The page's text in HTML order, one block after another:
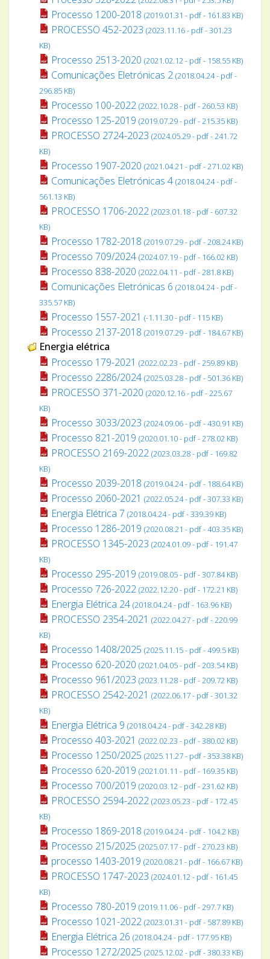
Processo 1200-2018 (2019.01.31 - pdf - 161.83 KB)
PROCESSO 452-2023 (2023.11.16 - pdf - 301.23
KB)
Processo 2513-2020 (2021.02.12 - pdf - 158.55 KB)
Comunicações Eletrónicas 2 (2018.04.24 - pdf -
296.85 KB)
Processo 100-2022 (2022.10.28 - pdf - 260.53 KB)
Processo 125-2019 (2019.07.29 - pdf - 215.35 KB)
PROCESSO 2724-2023 (2024.05.29 - pdf - 241.72
KB)
Processo 1907-2020 (2021.04.21 - pdf - 271.02 KB)
Comunicações Eletrónicas 4 (2018.04.24 - pdf -
561.13 KB)
PROCESSO 1706-2022 (2023.01.18 - pdf - 607.32
KB)
Processo 1782-2018 (2019.07.29 - pdf - 208.24 KB)
Processo 709/2024 (2024.07.19 - pdf - 166.02 KB)
Processo 838-2020 (2022.04.11 - pdf - 281.8 KB)
Comunicações Eletrónicas 6 (2018.04.24 - pdf -
335.57 KB)
Processo 1557-2021 (-1.11.30 - pdf - 115 KB)
Processo 2137-2018 (2019.07.29 - pdf - 184.67 KB)
Energia elétrica
Processo 179-2021 (2022.02.23 - pdf - 259.89 KB)
Processo 2286/2024 (2025.03.28 - pdf - 501.36 KB)
PROCESSO 371-2020 (2020.12.16 - pdf - 225.67
KB)
Processo 3033/2023 (2024.09.06 - pdf - 430.91 KB)
Processo 821-2019 (2020.01.10 - pdf - 278.02 KB)
PROCESSO 2169-2022 (2023.03.28 - pdf - 169.82
KB)
Processo 2039-2018 (2019.04.24 - pdf - 188.64 KB)
Processo 2060-2021 (2022.05.24 - pdf - 307.33 KB)
Energia Elétrica 7 (2018.04.24 - pdf - 339.39 KB)
Processo 1286-2019 (2020.08.21 - pdf - 403.35 KB)
PROCESSO 1345-2023 (2024.01.09 - pdf - 191.47
KB)
Processo 295-2019 (2019.08.05 - pdf - 307.84 KB)
Processo 726-2022 (2022.12.20 - pdf - 172.21 KB)
Energia Elétrica 24 (2018.04.24 - pdf - 163.96 KB)
PROCESSO 2354-2021 (2022.04.27 - pdf - 220.99
KB)
Processo 1408/2025 (2025.11.15 - pdf - 499.5 KB)
Processo 620-2020 (2021.04.05 - pdf - 203.54 KB)
Processo 961/2023 (2023.11.28 - pdf - 209.72 KB)
PROCESSO 2542-2021 (2022.06.17 - pdf - 301.32
KB)
Energia Elétrica 9 (2018.04.24 - pdf - 342.28 KB)
Processo 403-2021 (2022.02.23 - pdf - 380.02 KB)
Processo 1250/2025 (2025.11.27 - pdf - 353.38 KB)
Processo 620-2019 (2021.01.11 - pdf - 169.35 KB)
Processo 700/2019 (2020.03.12 - pdf - 231.62 KB)
PROCESSO 2594-2022 (2023.05.23 - pdf - 172.45
KB)
Processo 1869-2018 (2019.04.24 - pdf - 104.2 KB)
Processo 215/2025 (2025.07.17 - pdf - 270.23 KB)
processo 1403-2019 (2020.08.21 - pdf - 166.67 KB)
PROCESSO 1747-2023 (2024.01.12 - pdf - 161.45
KB)
Processo 780-2019 (2019.11.06 - pdf - 297.7 KB)
Processo 1021-2022 (2023.01.31 - pdf - 587.89 KB)
Energia Elétrica 26 (2018.04.24 - pdf - 177.95 KB)
Processo 1272/2025 (2025.12.02 - pdf - 380.33 KB)